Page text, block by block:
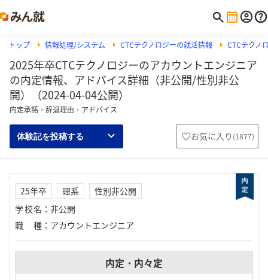
トップ 情報処理/システム CTCテクノロジーの就活情報 CTCテクノ
2025年卒CTCテクノロジーのアカウントエンジニア
の内定情報、アドバイス詳細（非公開/性別非公
開）（2024-04-04公開）
内定承諾・辞退理由・アドバイス
体験記を投稿する お気に入り (1877)
25年卒 理系
性別非公開
学校名 ： 非公開
職種 ： アカウントエンジニア
内定・内々定